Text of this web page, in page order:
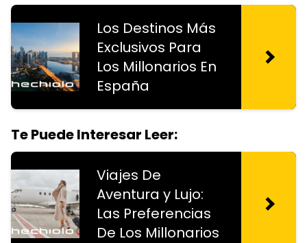
Los Destinos Más
Exclusivos Para
Los Millonarios En
España
Te Puede Interesar Leer:
Viajes De
Aventura y Lujo:
Las Preferencias
De Los Millonarios